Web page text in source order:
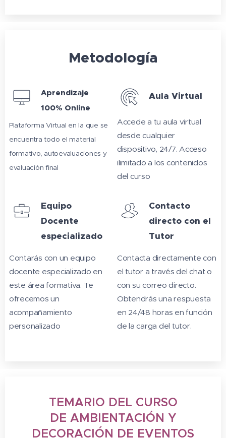
Metodología
Aprendizaje
100% Online
Plataforma Virtual en la que se
encuentra todo el material
formativo, autoevaluaciones y
evaluación final
Aula Virtual
Accede a tu aula virtual
desde cualquier
dispositivo, 24/7. Acceso
ilimitado a los contenidos
del curso
Equipo
Docente
especializado
Contarás con un equipo
docente especializado en
este área formativa. Te
ofrecemos un
acompañamiento
personalizado
Contacto
directo con el
Tutor
Contacta directamente con
el tutor a través del chat o
con su correo directo.
Obtendrás una respuesta
en 24/48 horas en función
de la carga del tutor.
TEMARIO DEL CURSO
DE AMBIENTACIÓN Y
DECORACIÓN DE EVENTOS